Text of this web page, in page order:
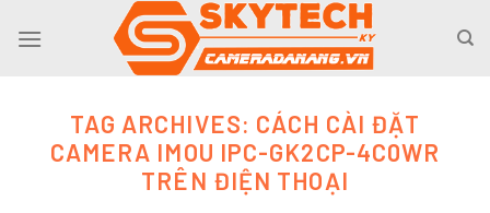
TAG ARCHIVES: CÁCH CÀI ĐẶT
CAMERA IMOU IPC-GK2CP-4C0WR
TRÊN ĐIỆN THOẠI